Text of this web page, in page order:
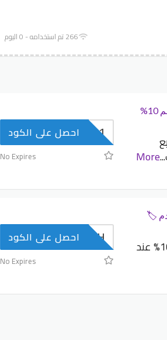
266 تم استخدامه - 0 اليوم
كوبون خصم جاب MM31: خصم 10%
...
More
MM31احصل على الكود
No Expires
استخدم 🏷️
احصل على كود خصم جاب 10% عند HOOAHاحصل على الكود
No Expires